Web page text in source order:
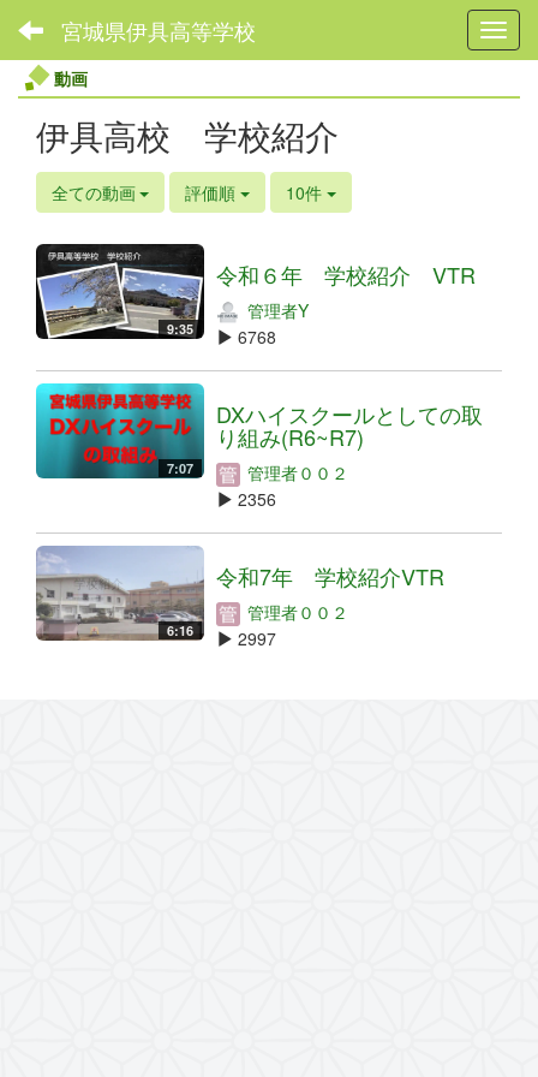
宮城県伊具高等学校
動画
伊具高校 学校紹介
全ての動画 評価順 10件
9:35
令和６年 学校紹介 VTR
管理者Y
6768
7:07
DXハイスクールとしての取
り組み(R6~R7)
管理者００２
2356
6:16
令和7年 学校紹介VTR
管理者００２
2997